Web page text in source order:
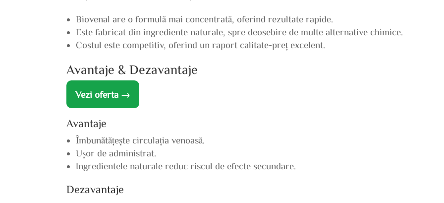
Biovenal are o formulă mai concentrată, oferind rezultate rapide.
Este fabricat din ingrediente naturale, spre deosebire de multe alternative chimice.
Costul este competitiv, oferind un raport calitate-preț excelent.
Avantaje & Dezavantaje
Vezi oferta →
Avantaje
Îmbunătățește circulația venoasă.
Ușor de administrat.
Ingredientele naturale reduc riscul de efecte secundare.
Dezavantaje